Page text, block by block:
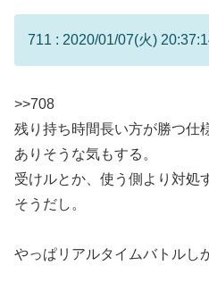
711 : 2020/01/07(火)
>>708
残り持ち時間長い方が勝つ仕
ありそうな気もする。
受けルとか、使う側より対処
そうだし。
やっぱリアルタイムバトルし